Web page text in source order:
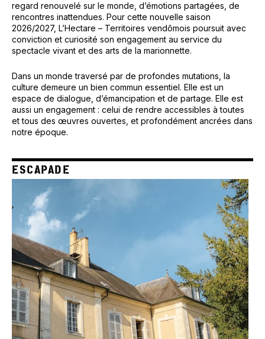
regard renouvelé sur le monde, d’émotions partagées, de
rencontres inattendues. Pour cette nouvelle saison
2026/2027, L’Hectare – Territoires vendômois poursuit avec
conviction et curiosité son engagement au service du
spectacle vivant et des arts de la marionnette.
Dans un monde traversé par de profondes mutations, la
culture demeure un bien commun essentiel. Elle est un
espace de dialogue, d’émancipation et de partage. Elle est
aussi un engagement : celui de rendre accessibles à toutes
et tous des œuvres ouvertes, et profondément ancrées dans
notre époque.
ESCAPADE